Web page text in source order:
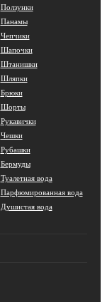
Ползунки
Панамы
Чепчики
Шапочки
Штанишки
Шляпки
Брюки
Шорты
Рукавички
Чешки
Рубашки
Бермуды
Туалетная вода
Парфюмированная вода
Душистая вода